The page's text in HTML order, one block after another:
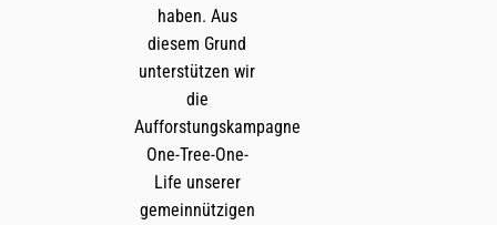
haben. Aus
diesem Grund
unterstützen wir
die
Aufforstungskampagne
One-Tree-One-
Life unserer
gemeinnützigen